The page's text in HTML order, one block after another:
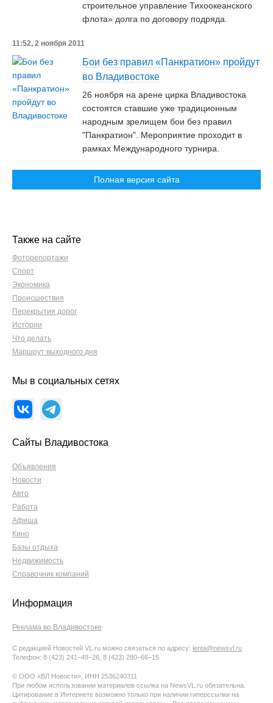
строительное управление Тихоокеанского
флота» долга по договору подряда.
11:52, 2 ноября 2011
Бои без правил «Панкратион» пройдут
во Владивостоке
26 ноября на арене цирка Владивостока
состоятся ставшие уже традиционным
народным зрелищем бои без правил
"Панкратион". Мероприятие проходит в
рамках Международного турнира.
Полная версия сайта
Также на сайте
Фоторепортажи
Спорт
Экономика
Происшествия
Перекрытия дорог
Истории
Что делать
Маршрут выходного дня
Мы в социальных сетях
Сайты Владивостока
Объявления
Новости
Авто
Работа
Афиша
Кино
Базы отдыха
Недвижимость
Справочник компаний
Информация
Реклама во Владивостоке
С редакцией Новостей VL.ru можно связаться по адресу: lenta@newsvl.ru
Телефон: 8 (423) 241−49−26, 8 (423) 280−66−15
© ООО «ВЛ Новости», ИНН 2536240311
При любом использовании материалов ссылка на NewsVL.ru обязательна.
Цитирование в Интернете возможно только при наличии гиперссылки на